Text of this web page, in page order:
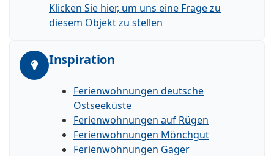
Klicken Sie hier, um uns eine Frage zu
diesem Objekt zu stellen
Inspiration
Ferienwohnungen deutsche
Ostseeküste
Ferienwohnungen auf Rügen
Ferienwohnungen Mönchgut
Ferienwohnungen Gager